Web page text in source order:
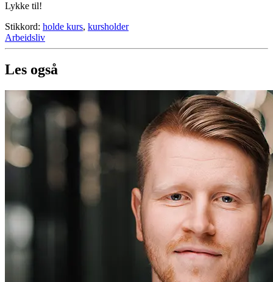
Lykke til!
Stikkord: holde kurs, kursholder
Arbeidsliv
Les også